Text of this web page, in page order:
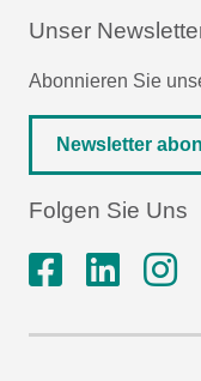
Unser
Abonnieren Sie
Newsletter
Folgen Sie Uns